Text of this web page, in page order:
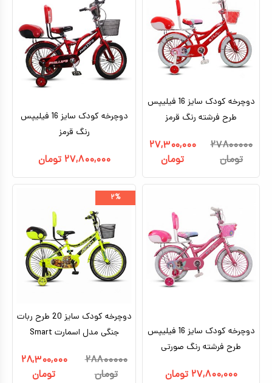
دوچرخه کودک سایز 16 فیلیپس
طرح فرشته رنگ قرمز
۲۷۸۰۰۰۰۰
تومان
۲۷,۳۰۰,۰۰۰
تومان
دوچرخه کودک سایز 16 فیلیپس
رنگ قرمز
۲۷,۸۰۰,۰۰۰ تومان
دوچرخه کودک سایز 16 فیلیپس
طرح فرشته رنگ صورتی
۲۷,۸۰۰,۰۰۰ تومان
۲%
دوچرخه کودک سایز 20 طرح ربات
جنگی مدل اسمارت Smart
۲۸۸۰۰۰۰۰
تومان
۲۸,۳۰۰,۰۰۰
تومان